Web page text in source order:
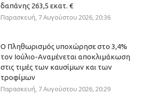
δαπάνης 263,5 εκατ. €
Παρασκευή, 7 Αυγούστου 2026, 20:36
Ο Πληθωρισμός υποχώρησε στο 3,4%
τον Ιούλιο-Αναμένεται αποκλιμάκωση
στις τιμές των καυσίμων και των
τροφίμων
Παρασκευή, 7 Αυγούστου 2026, 20:29